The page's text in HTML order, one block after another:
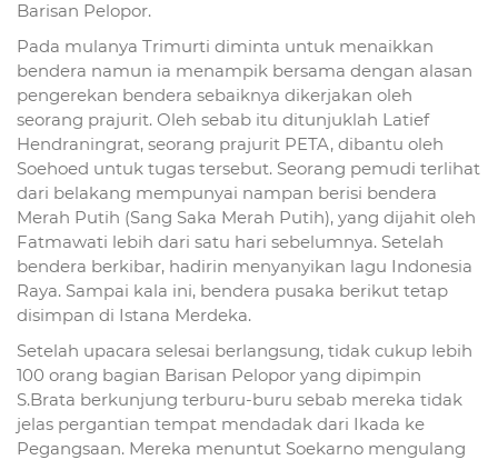
Barisan Pelopor.
Pada mulanya Trimurti diminta untuk menaikkan
bendera namun ia menampik bersama dengan alasan
pengerekan bendera sebaiknya dikerjakan oleh
seorang prajurit. Oleh sebab itu ditunjuklah Latief
Hendraningrat, seorang prajurit PETA, dibantu oleh
Soehoed untuk tugas tersebut. Seorang pemudi terlihat
dari belakang mempunyai nampan berisi bendera
Merah Putih (Sang Saka Merah Putih), yang dijahit oleh
Fatmawati lebih dari satu hari sebelumnya. Setelah
bendera berkibar, hadirin menyanyikan lagu Indonesia
Raya. Sampai kala ini, bendera pusaka berikut tetap
disimpan di Istana Merdeka.
Setelah upacara selesai berlangsung, tidak cukup lebih
100 orang bagian Barisan Pelopor yang dipimpin
S.Brata berkunjung terburu-buru sebab mereka tidak
jelas pergantian tempat mendadak dari Ikada ke
Pegangsaan. Mereka menuntut Soekarno mengulang